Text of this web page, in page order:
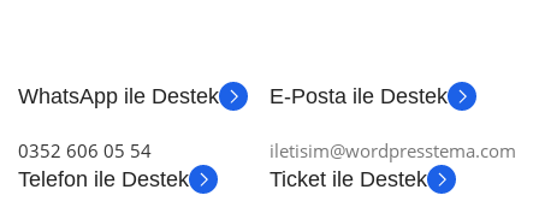
WhatsApp ile Destek
0352 606 05 54
E-Posta ile Destek
iletisim@wordpresstema.com
Telefon ile Destek
Ticket ile Destek